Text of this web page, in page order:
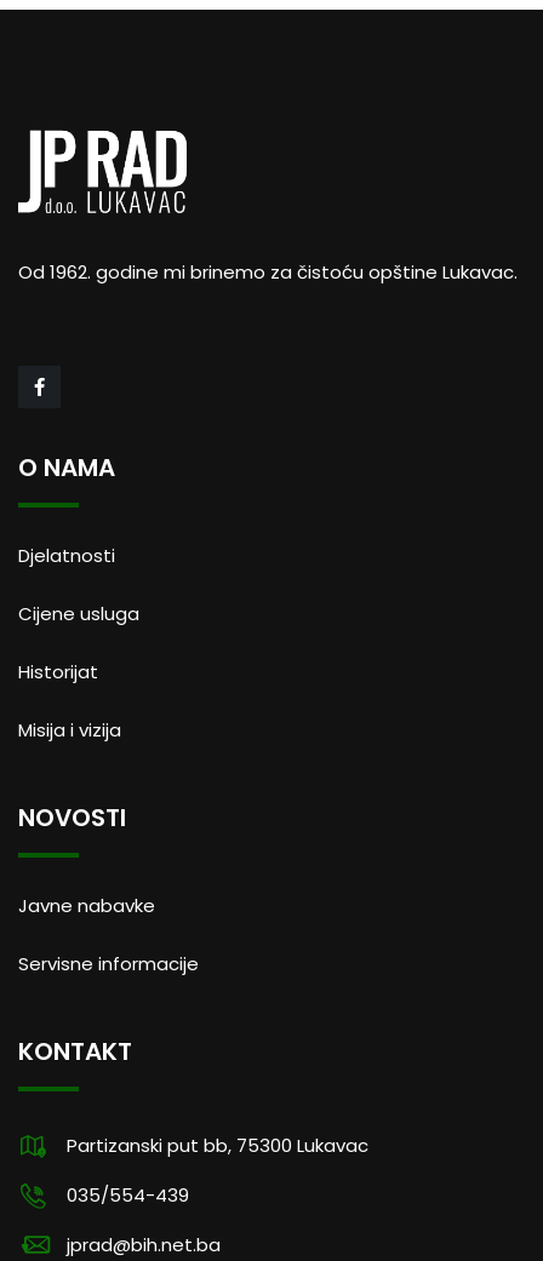
Od 1962. godine mi brinemo za čistoću opštine Lukavac.
O NAMA
Djelatnosti
Cijene usluga
Historijat
Misija i vizija
NOVOSTI
Javne nabavke
Servisne informacije
KONTAKT
Partizanski put bb, 75300 Lukavac
035/554-439
jprad@bih.net.ba